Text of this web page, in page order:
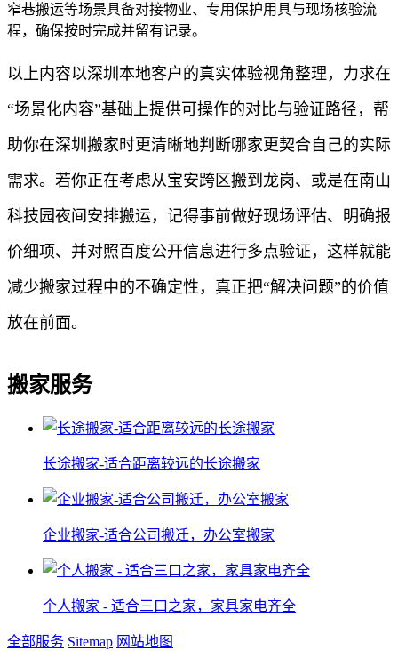
窄巷搬运等场景具备对接物业、专用保护用具与现场核验流
程，确保按时完成并留有记录。
以上内容以深圳本地客户的真实体验视角整理，力求在
“场景化内容”基础上提供可操作的对比与验证路径，帮
助你在深圳搬家时更清晰地判断哪家更契合自己的实际
需求。若你正在考虑从宝安跨区搬到龙岗、或是在南山
科技园夜间安排搬运，记得事前做好现场评估、明确报
价细项、并对照百度公开信息进行多点验证，这样就能
减少搬家过程中的不确定性，真正把“解决问题”的价值
放在前面。
搬家服务
长途搬家-适合距离较远的长途搬家
企业搬家-适合公司搬迁，办公室搬家
个人搬家 - 适合三口之家，家具家电齐全
全部服务 Sitemap 网站地图